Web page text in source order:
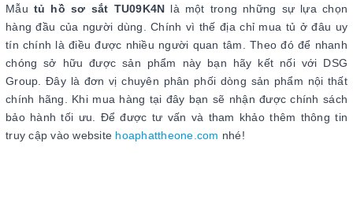
Mẫu tủ hồ sơ sắt TU09K4N là một trong những sự lựa chọn
hàng đầu của người dùng. Chính vì thế địa chỉ mua tủ ở đâu uy
tín chính là điều được nhiều người quan tâm. Theo đó để nhanh
chóng sở hữu được sản phẩm này bạn hãy kết nối với DSG
Group. Đây là đơn vị chuyên phân phối dòng sản phẩm nội thất
chính hãng. Khi mua hàng tại đây bạn sẽ nhận được chính sách
bảo hành tối ưu. Để được tư vấn và tham khảo thêm thông tin
truy cập vào website hoaphattheone.com nhé!